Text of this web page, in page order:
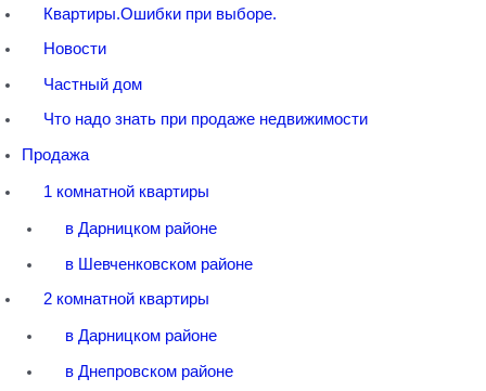
Квартиры.Ошибки при выборе.
Новости
Частный дом
Что надо знать при продаже недвижимости
Продажа
1 комнатной квартиры
в Дарницком районе
в Шевченковском районе
2 комнатной квартиры
в Дарницком районе
в Днепровском районе